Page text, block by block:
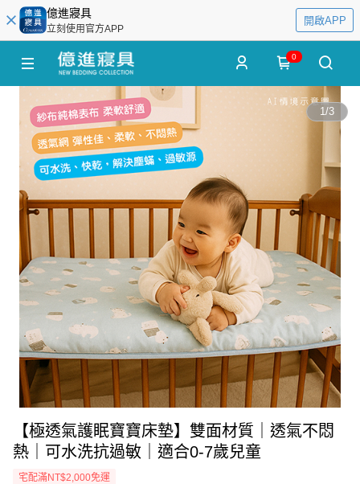
億進寢具
立刻使用官方APP
開啟APP
0
1/3
【極透氣護眠寶寶床墊】雙面材質｜透氣不悶
熱｜可水洗抗過敏｜適合0-7歲兒童
宅配滿NT$2,000免運